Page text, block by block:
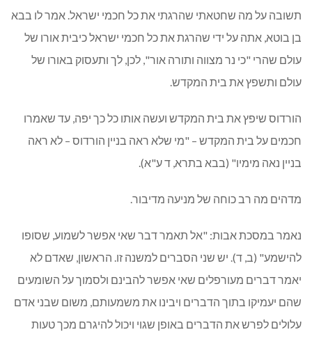
תשובה על מה שחטאתי שהרגתי את כל חכמי ישראל. אמר לו בבא
בן בוטא, אתה על ידי שהרגת את כל חכמי ישראל כיבית אורו של
עולם שהרי "כי נר מצווה ותורה אור", לכן, לך ותעסוק באורו של
עולם ותשפץ את בית המקדש.
הורדוס שיפץ את בית המקדש ועשה אותו כל כך יפה, עד שאמרו
חכמים על בית המקדש – "מי שלא ראה בניין הורדוס – לא ראה
בניין נאה מימיו" (בבא בתרא, ד ע"א).
מדהים מה רב כוחה של מניעה מדיבור.
נאמר במסכת אבות: "אל תאמר דבר שאי אפשר לשמוע, שסופו
להישמע" (ב, ד). יש שני הסברים למשנה זו. הראשון, שאדם לא
יאמר דברים מעורפלים שאי אפשר להבינם ולסמוך על השומעים
שהם יעמיקו בתוך הדברים ויבינו את משמעותם, משום שבני אדם
עלולים לפרש את הדברים באופן שגוי ויכול להיגרם מכך טעות